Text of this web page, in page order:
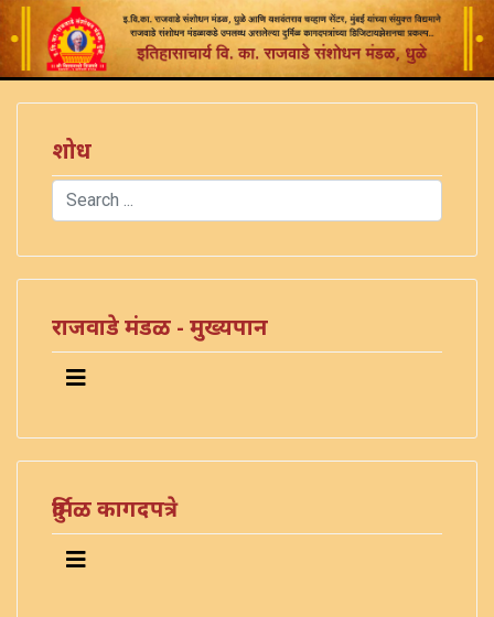
शोध
Search
राजवाडे मंडळ - मुख्यपान
दुर्मिळ कागदपत्रे